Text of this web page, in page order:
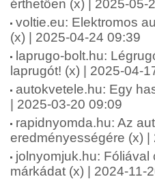
érthetően (x) | 2025-05-
voltie.eu: Elektromos
(x) | 2025-04-24 09:39
laprugo-bolt.hu:
laprugót! (x) | 2025-04-
autokvetele.hu: Egy
| 2025-03-20 09:09
rapidnyomda.hu: Az
eredményességére (x) |
jolnyomjuk.hu:
márkádat (x) | 2024-11-